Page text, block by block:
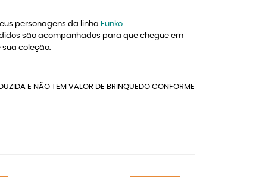
personagens da linha Funko
são acompanhados para que chegue em
sua coleção.
E NÃO TEM VALOR DE BRINQUEDO CONFORME